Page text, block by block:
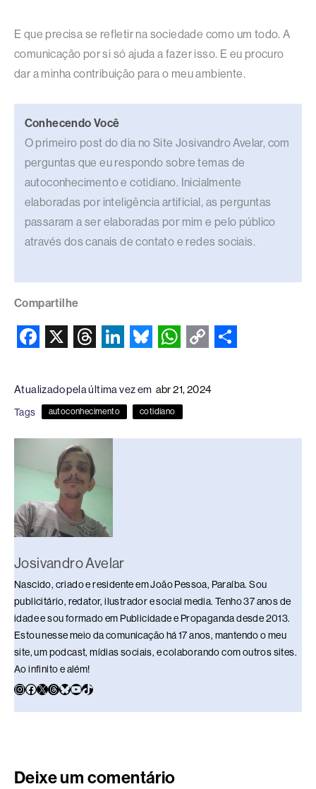
E que precisa se refletir na sociedade como um todo. A
comunicação por si só ajuda a fazer isso. E eu procuro
dar a minha contribuição para o meu ambiente.
Conhecendo Você
O primeiro post do dia no Site Josivandro Avelar, com
perguntas que eu respondo sobre temas de
autoconhecimento e cotidiano. Inicialmente
elaboradas por inteligência artificial, as perguntas
passaram a ser elaboradas por mim e pelo público
através dos canais de contato e redes sociais.
Compartilhe
a
c
o
o
k
h
r
e
a
d
s
i
n
k
I
n
l
u
e
h
a
t
o
Atualizado pela última vez em abr 21, 2024
Tags autoconhecimento cotidiano
Josivandro Avelar
Nascido, criado e residente em João Pessoa, Paraíba. Sou
publicitário, redator, ilustrador e social media. Tenho 37 anos de
idade e sou formado em Publicidade e Propaganda desde 2013.
Estou nesse meio da comunicação há 17 anos, mantendo o meu
site, um podcast, mídias sociais, e colaborando com outros sites.
Ao infinito e além!
Deixe um comentário